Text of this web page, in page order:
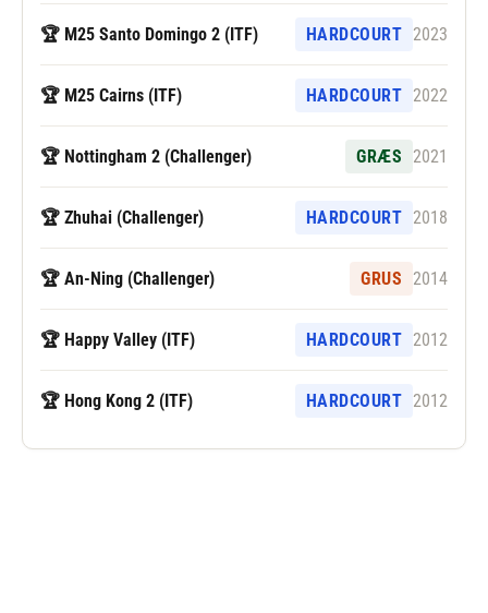
🏆 M25 Santo Domingo 2 (ITF) HARDCOURT 2023
🏆 M25 Cairns (ITF) HARDCOURT 2022
🏆 Nottingham 2 (Challenger) GRÆS 2021
🏆 Zhuhai (Challenger) HARDCOURT 2018
🏆 An-Ning (Challenger) GRUS 2014
🏆 Happy Valley (ITF) HARDCOURT 2012
🏆 Hong Kong 2 (ITF) HARDCOURT 2012